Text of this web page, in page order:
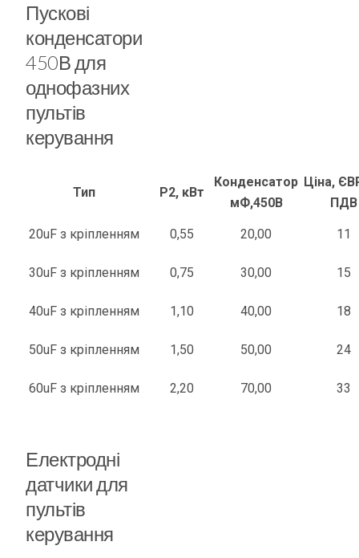
Пускові
конденсатори
450В для
однофазних
пультів
керування
Тип Р2, кВт
Конденсатор
мФ,450В
Ціна,
ПДВ
20uF з кріпленням 0,55 20,00 11
30uF з кріпленням 0,75 30,00 15
40uF з кріпленням 1,10 40,00 18
50uF з кріпленням 1,50 50,00 24
60uF з кріпленням 2,20 70,00 33
Електродні
датчики для
пультів
керування